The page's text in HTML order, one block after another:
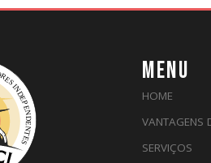
MENU
HOME
VANTAGENS
SERVIÇOS